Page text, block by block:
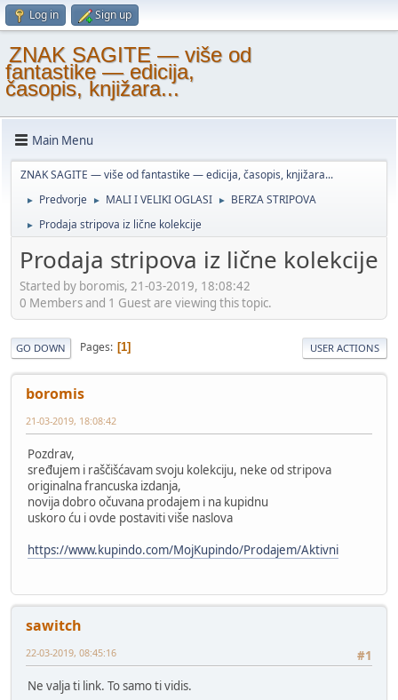
Log in Sign up
ZNAK SAGITE — više od
fantastike — edicija,
časopis, knjižara...
Main Menu
ZNAK SAGITE — više od fantastike — edicija, časopis, knjižara...
► Predvorje ► MALI I VELIKI OGLASI ► BERZA STRIPOVA
► Prodaja stripova iz lične kolekcije
Prodaja stripova iz lične kolekcije
Started by boromis, 21-03-2019, 18:08:42
0 Members and 1 Guest are viewing this topic.
GO DOWN Pages 1 USER ACTIONS
boromis
21-03-2019, 18:08:42
Pozdrav,
sređujem i raščišćavam svoju kolekciju, neke od stripova
originalna francuska izdanja,
novija dobro očuvana prodajem i na kupidnu
uskoro ću i ovde postaviti više naslova
https://www.kupindo.com/MojKupindo/Prodajem/Aktivni
sawitch
#1
22-03-2019, 08:45:16
Ne valja ti link. To samo ti vidis.